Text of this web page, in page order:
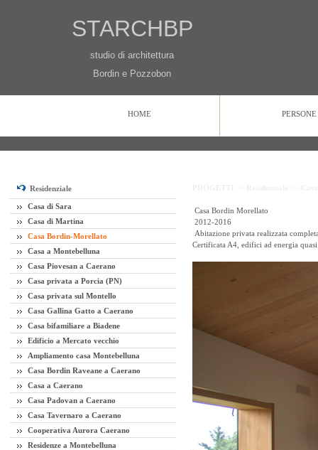
STARCHBP
studio di architettura
Bordin e Pozzobon
PROGETTI
Residenziale
Casa di Sara
Casa di Martina
Casa Bordin-Morellato
Casa a Montebelluna
Casa Piovesan a Caerano
Casa privata a Porcia (PN)
Casa privata sul Montello
Casa Gallina Gatto a Caerano
Casa bifamiliare a Biadene
Edificio a Mercato vecchio
Ampliamento casa Montebelluna
Casa Bordin Raveane a Caerano
Casa a Caerano
Casa Padovan a Caerano
Casa Tavernaro a Caerano
Cooperativa Aurora Caerano
Residenze a Montebelluna
Casa Bordin Morellato
2012-2016
Abitazione privata realizzata
Certificata A4, edifici ad energia
HOME PERSONE